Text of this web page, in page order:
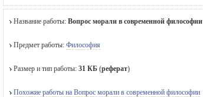
Название работы: Вопрос морали в современной философии
Предмет работы: Философия
Размер и тип работы: 31 КБ (реферат)
Похожие работы на Вопрос морали в современной философии